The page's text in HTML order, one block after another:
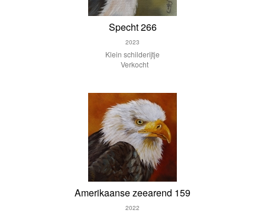
Specht 266
2023
Klein schilderijtje
Verkocht
Amerikaanse zeearend 159
2022